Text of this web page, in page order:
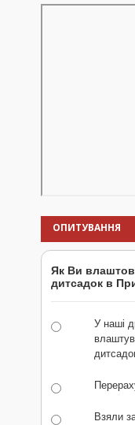
ОПИТУВАННЯ
Як Ви
дитсадок в
У наші
Взяли